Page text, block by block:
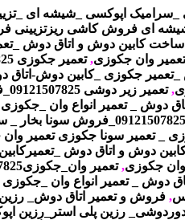
سرامیک اپوکسی _شیشه ای
ای فروش کاشی ریزتزیینی
کابین دوش و اتاق دوش
_
وان جکوزی,
_تعمیر جکوزی _کابین دوش-اتاق
,تعمیر زیر دوشی 09121507825_فروش زیر دوشی _ ساخت زیر دوشی _تعمیر زیر دوشی
دوش _ تعمیر انواع وان
بخار
_ تعمیر سونا جکوزی تعمیر
دوش و اتاق دوش
_
وان جکوزی,
دوش _ تعمیر انواع وان
, فروش و تعمیر اتاق دوش_ رزین
رزین پلی استر_رزین